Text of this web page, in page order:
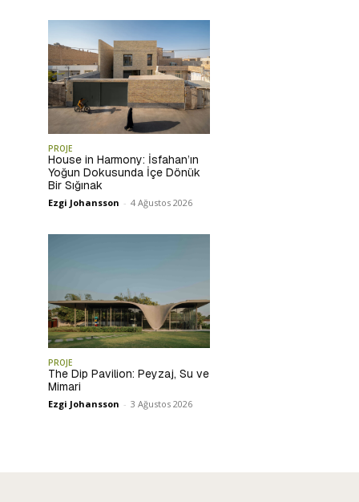
PROJE
House in Harmony: İsfahan’ın
Yoğun Dokusunda İçe Dönük
Bir Sığınak
Ezgi Johansson - 4 Ağustos 2026
PROJE
The Dip Pavilion: Peyzaj, Su ve
Mimari
Ezgi Johansson - 3 Ağustos 2026